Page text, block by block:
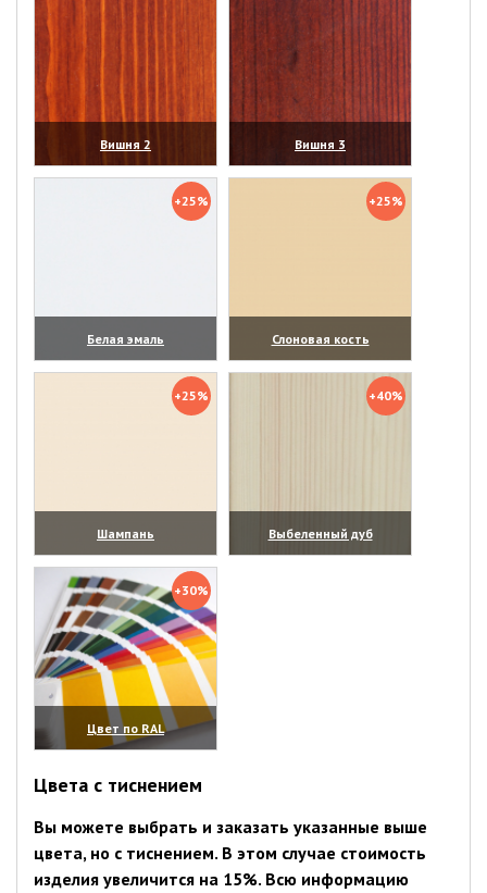
Вишня 2
(увеличить)
Вишня 3
(увеличить)
+25%
Белая эмаль
(увеличить)
+25%
Слоновая кость
(увеличить)
+25%
Шампань
(увеличить)
+40%
Выбеленный дуб
(увеличить)
+30%
Цвет по RAL
(увеличить)
Цвета с тиснением
Вы можете выбрать и заказать указанные выше
цвета, но с тиснением. В этом случае стоимость
изделия увеличится на 15%. Всю информацию